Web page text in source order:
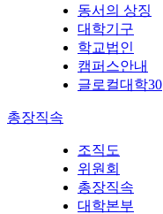
동서의 상징
대학기구
학교법인
캠퍼스안내
글로컬대학30
총장직속
조직도
위원회
총장직속
대학본부